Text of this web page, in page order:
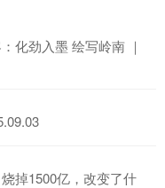
化劲入墨 绘写岭南 ｜
掉1500亿，改变了什